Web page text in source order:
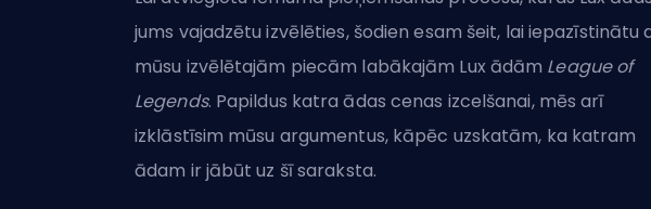
jums vajadzētu izvēlēties, šodien esam šeit, lai iepazīstinātu
mūsu izvēlētajām piecām labākajām Lux ādām League of
Legends. Papildus katra ādas cenas izcelšanai, mēs arī
izklāstīsim mūsu argumentus, kāpēc uzskatām, ka katram
ādam ir jābūt uz šī saraksta.